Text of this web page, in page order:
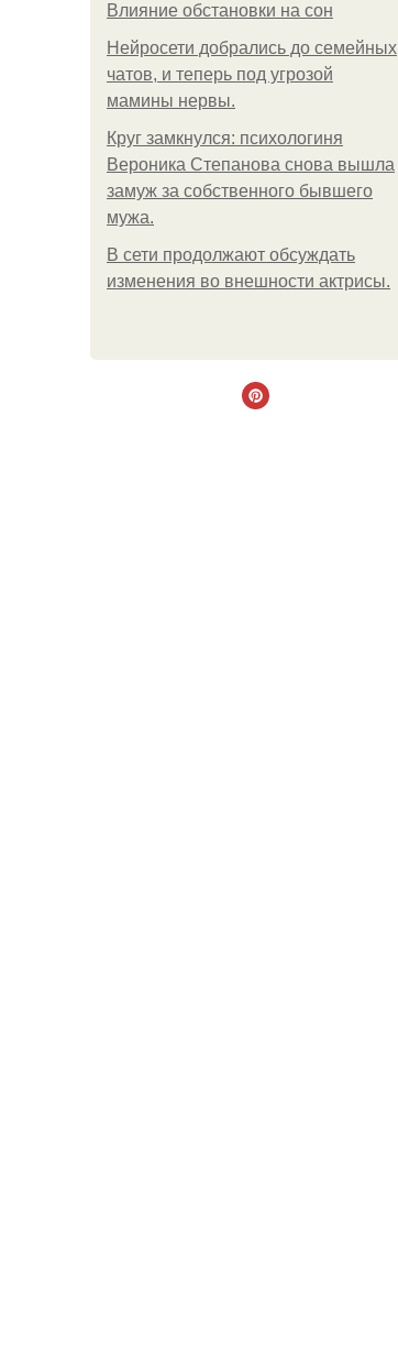
Влияние обстановки на сон
Нейросети добрались до семейных
чатов, и теперь под угрозой
мамины нервы.
Круг замкнулся: психологиня
Вероника Степанова снова вышла
замуж за собственного бывшего
мужа.
В сети продолжают обсуждать
изменения во внешности актрисы.